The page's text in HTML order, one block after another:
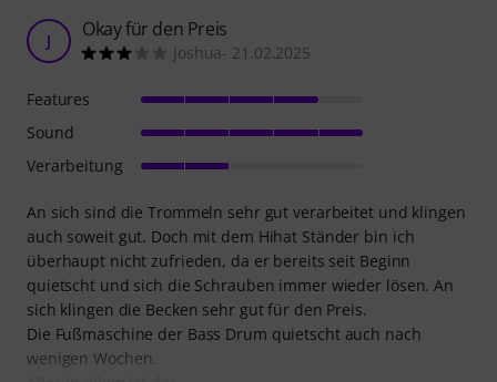
J Okay für den Preis
Joshua- 21.02.2025
An sich sind die Trommeln sehr gut verarbeitet und klingen
auch soweit gut. Doch mit dem Hihat Ständer bin ich
überhaupt nicht zufrieden, da er bereits seit Beginn
quietscht und sich die Schrauben immer wieder lösen. An
sich klingen die Becken sehr gut für den Preis.
Die Fußmaschine der Bass Drum quietscht auch nach
wenigen Wochen.
Features
Sound
Verarbeitung